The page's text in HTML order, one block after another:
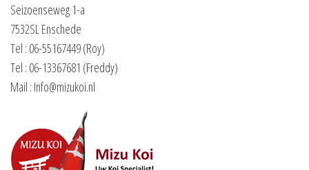
Seizoenseweg 1-a
7532SL Enschede
Tel : 06-55167449 (Roy)
Tel : 06-13367681 (Freddy)
Mail : Info@mizukoi.nl